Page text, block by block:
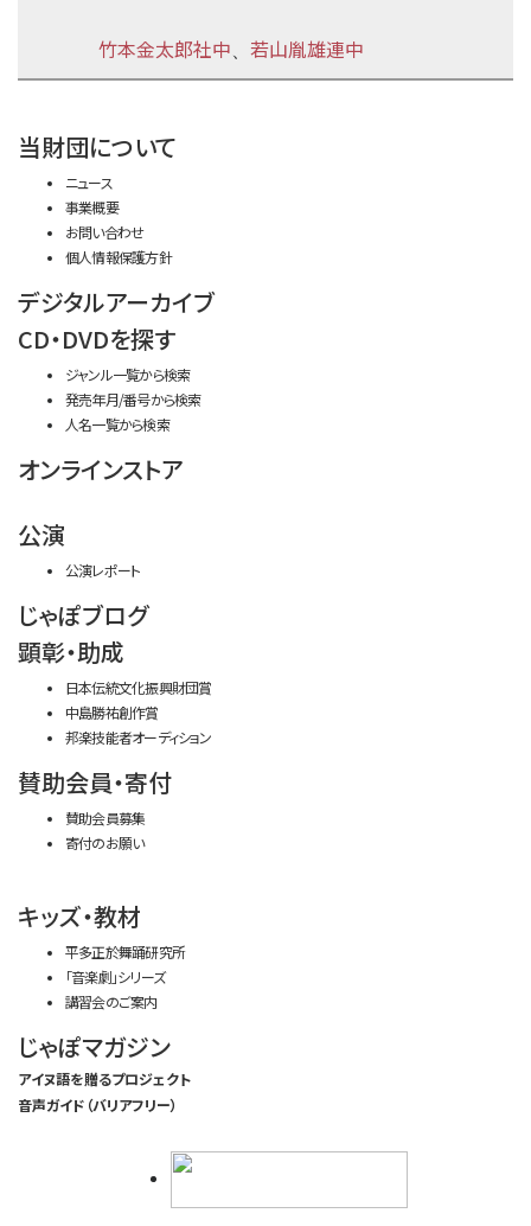
竹本金太郎社中 若山胤雄連中
当財団について
ニュース
事業概要
お問い合わせ
個人情報保護方針
デジタルアーカイブ
CD・DVDを探す
ジャンル一覧から検索
発売年月/番号から検索
人名一覧から検索
オンラインストア
公演
公演レポート
じゃぽブログ
顕彰・助成
日本伝統文化振興財団賞
中島勝祐創作賞
邦楽技能者オーディション
賛助会員・寄付
賛助会員募集
寄付のお願い
キッズ・教材
平多正於舞踊研究所
「音楽劇」シリーズ
講習会のご案内
じゃぽマガジン
アイヌ語を贈るプロジェクト
音声ガイド（バリアフリー）